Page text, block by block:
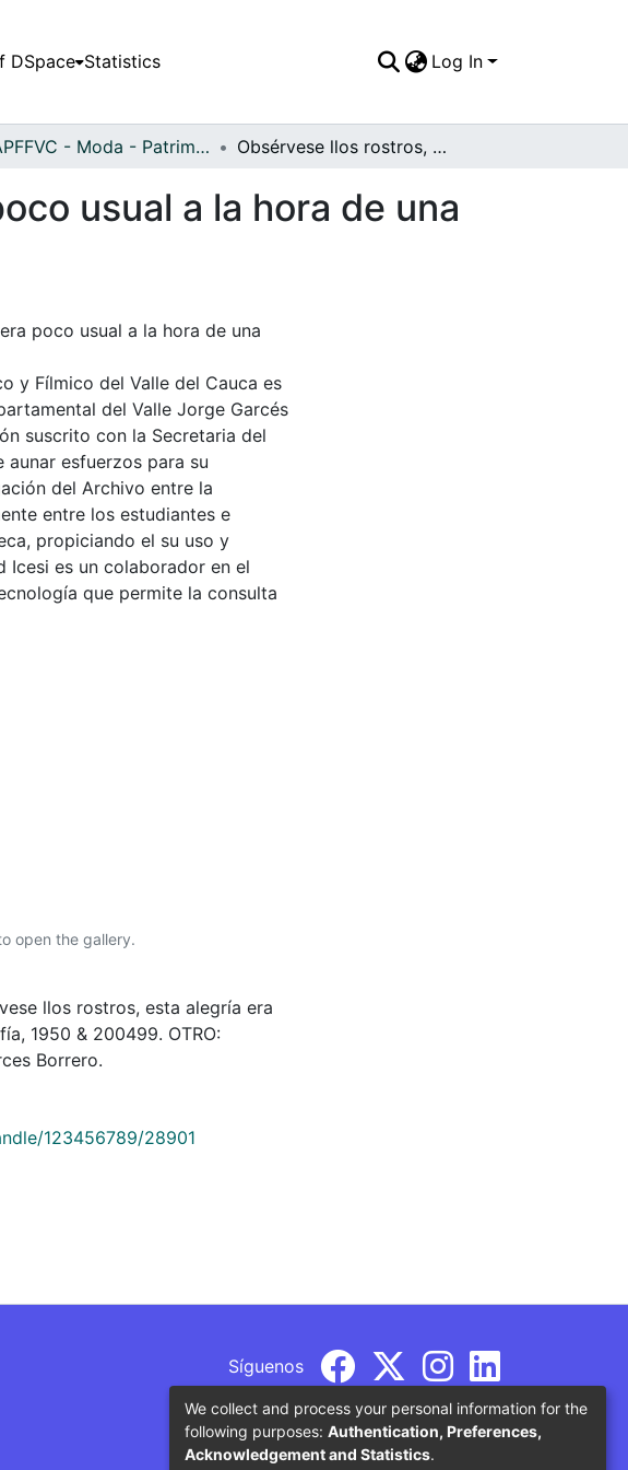
DSpace Statistics Log In
APFFVC - Moda - Patrimonial Obsérvese llos rostros, esta alegría era poco usual a la hora de una fotografía, 1950
usual a la hora de una
poco usual a la hora de una
y Fílmico del Valle del Cauca es
del Valle Jorge Garcés
suscrito con la Secretaria del
esfuerzos para su
del Archivo entre la
entre los estudiantes e
propiciando el su uso y
Icesi es un colaborador en el
que permite la consulta
open the gallery.
llos rostros, esta alegría era
1950 & 200499. OTRO:
Borrero.
123456789/28901
Síguenos
We collect and process your personal information for the
following purposes: Authentication, Preferences,
Acknowledgement and Statistics.